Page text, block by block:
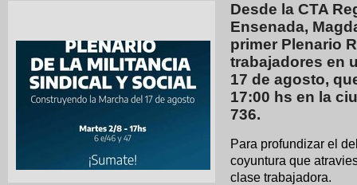
Desde la CTA
Ensenada,
primer Plenario
trabajadores en
17 de agosto,
17:00 hs en la
736.
Para profundizar el
coyuntura que
clase trabajadora.